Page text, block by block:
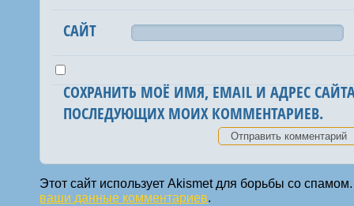
САЙТ
СОХРАНИТЬ МОЁ ИМЯ, EMAIL И АДРЕС
ПОСЛЕДУЮЩИХ МОИХ КОММЕНТАРИЕВ.
Этот сайт использует Akismet для борьбы со
ваши данные комментариев.